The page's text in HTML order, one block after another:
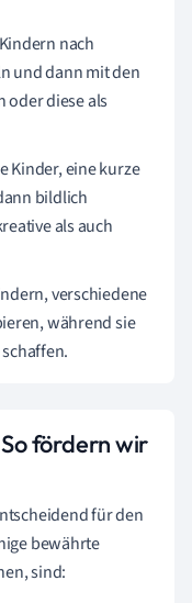
nach
und dann mit den
oder diese als
Kinder, eine kurze
bildlich
als auch
verschiedene
während sie
fördern wir
für den
bewährte
sind: